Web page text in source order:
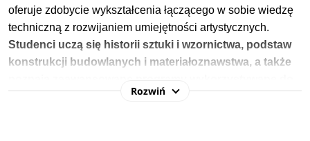
oferuje zdobycie wykształcenia łączącego w sobie wiedzę
techniczną z rozwijaniem umiejętności artystycznych.
Studenci uczą się historii sztuki i wzornictwa, podstaw
konstrukcji budowlanych i materiałoznawstwa, a także
Dzięki interdyscyplinarnej wiedzy
Rozwiń